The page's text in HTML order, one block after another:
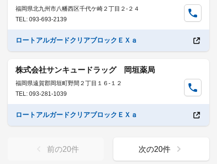
福岡県北九州市八幡西区千代ケ崎２丁目２-２４
TEL: 093-693-2139
ロートアルガードクリアブロックＥＸａ
株式会社サンキュードラッグ 岡垣薬局
福岡県遠賀郡岡垣町野間２丁目１６-１２
TEL: 093-281-1039
ロートアルガードクリアブロックＥＸａ
前の20件 次の20件